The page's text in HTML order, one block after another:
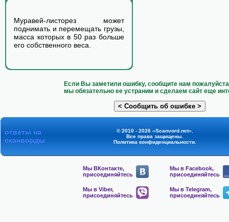
Муравей-листорез может
поднимать и перемещать грузы,
масса которых в 50 раз больше
его собственного веса.
Если Вы заметили ошибку, сообщите нам
мы обязательно ее устраним и сделаем сайт еще
ответы на
сканворды
© 2010 - 2026 «Scanvord.net».
Все права защищены.
Политика конфиденциальности.
Мы ВКонтакте,
присоединяйтесь
Мы в Facebook,
присоединяйтесь
Мы в Viber,
присоединяйтесь
Мы в Telegram,
присоединяйтесь